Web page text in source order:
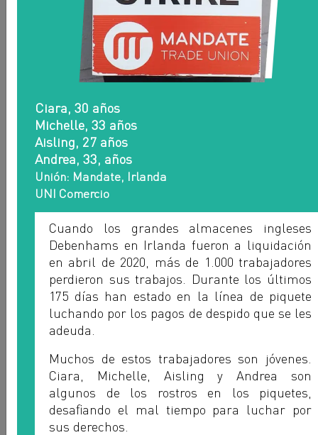
Manuel Brunfman
LA BANCARIA - ARGENTINA
Ciara, 30 años
Michelle, 33 años
Aisling, 27 años
Andrea, 33, años
Unión: Mandate, Irlanda
UNI Comercio
Cuando los grandes almacenes ingleses
Debenhams en Irlanda fueron a liquidación
en abril de 2020, más de 1.000 trabajadores
perdieron sus trabajos. Durante los últimos
175 días han estado en la línea de piquete
luchando por los pagos de despido que se les
adeuda.
Muchos de estos trabajadores son jóvenes.
Ciara, Michelle, Aisling y Andrea son
algunos de los rostros en los piquetes,
desafiando el mal tiempo para luchar por
sus derechos.